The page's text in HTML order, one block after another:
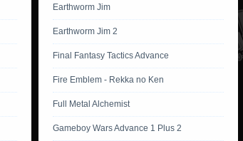
Earthworm Jim
Earthworm Jim 2
Final Fantasy Tactics Advance
Fire Emblem - Rekka no Ken
Full Metal Alchemist
Gameboy Wars Advance 1 Plus 2